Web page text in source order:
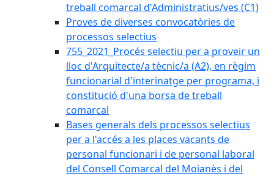
treball comarcal d'Administratius/ves (C1)
Proves de diverses convocatòries de
processos selectius
755_2021_Procés selectiu per a proveir un
lloc d'Arquitecte/a tècnic/a (A2), en règim
funcionarial d'interinatge per programa, i
constitució d'una borsa de treball
comarcal
Bases generals dels processos selectius
per a l'accés a les places vacants de
personal funcionari i de personal laboral
del Consell Comarcal del Moianès i del